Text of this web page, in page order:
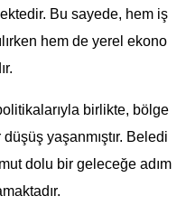
Bu sayede, hem iş
hem de yerel ekono
birlikte, bölge
yaşanmıştır. Beledi
dolu bir geleceğe adım